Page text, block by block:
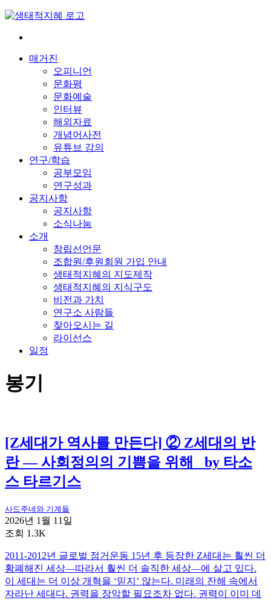
Skip
content
매거진
오피니언
문화평
문화예술
인터뷰
해외자료
개념어사전
유튜브 강의
연구/학습
공부모임
연구성과
공지사항
공지사항
소식나눔
소개
창립선언문
조합원/후원회원 가입 안내
생태적지혜의 지도제작
생태적지혜의 지식구도
비전과 가치
연구소 사람들
찾아오시는 길
라이선스
일정
봉기
[Z세대가 역사를 만든다] ② Z세대의 반
란 — 사회정의의 기쁨을 위해 _by 타소
스 타르기스
사드주네와 기계들
2026년 1월 11일
조회 1.3K
2011-2012년 글로벌 점거운동 15년 후 등장한 Z세대는 훨씬 더
황폐해진 세상—따라서 훨씬 더 솔직한 세상—에 살고 있다.
이 세대는 더 이상 개혁을 ‘믿지’ 않는다. 미래의 잔해 속에서
자라난 세대다. 권력을 장악할 필요조차 없다. 권력이 이미 데